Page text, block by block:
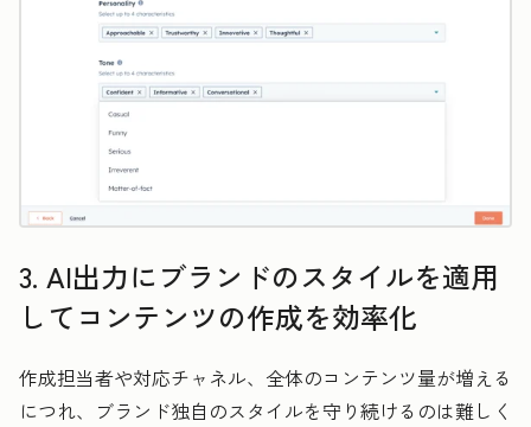
3. AI出力にブランドのスタイルを適用
してコンテンツの作成を効率化
作成担当者や対応チャネル、全体のコンテンツ量が増える
につれ、ブランド独自のスタイルを守り続けるのは難しく